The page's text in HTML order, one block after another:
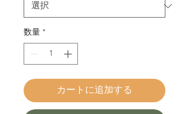
数量 *
カートに追加する